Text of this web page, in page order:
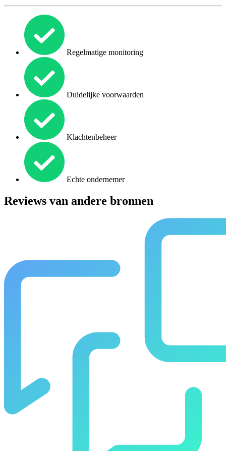
Regelmatige monitoring
Duidelijke voorwaarden
Klachtenbeheer
Echte ondernemer
Reviews van andere bronnen